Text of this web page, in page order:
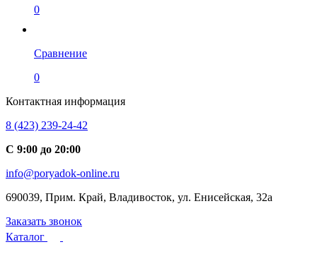
0
Сравнение
0
Контактная информация
8 (423) 239-24-42
С 9:00 до 20:00
info@poryadok-online.ru
690039, Прим. Край, Владивосток, ул. Енисейская, 32а
Заказать звонок
Каталог